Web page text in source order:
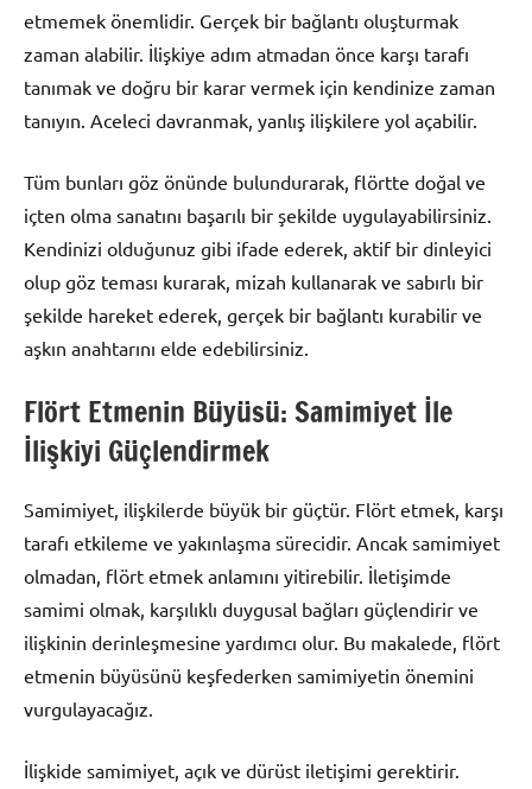
etmemek önemlidir. Gerçek bir bağlantı oluşturmak
zaman alabilir. İlişkiye adım atmadan önce karşı tarafı
tanımak ve doğru bir karar vermek için kendinize zaman
tanıyın. Aceleci davranmak, yanlış ilişkilere yol açabilir.
Tüm bunları göz önünde bulundurarak, flörtte doğal ve
içten olma sanatını başarılı bir şekilde uygulayabilirsiniz.
Kendinizi olduğunuz gibi ifade ederek, aktif bir dinleyici
olup göz teması kurarak, mizah kullanarak ve sabırlı bir
şekilde hareket ederek, gerçek bir bağlantı kurabilir ve
aşkın anahtarını elde edebilirsiniz.
Flört Etmenin Büyüsü: Samimiyet İle
İlişkiyi Güçlendirmek
Samimiyet, ilişkilerde büyük bir güçtür. Flört etmek, karşı
tarafı etkileme ve yakınlaşma sürecidir. Ancak samimiyet
olmadan, flört etmek anlamını yitirebilir. İletişimde
samimi olmak, karşılıklı duygusal bağları güçlendirir ve
ilişkinin derinleşmesine yardımcı olur. Bu makalede, flört
etmenin büyüsünü keşfederken samimiyetin önemini
vurgulayacağız.
İlişkide samimiyet, açık ve dürüst iletişimi gerektirir.